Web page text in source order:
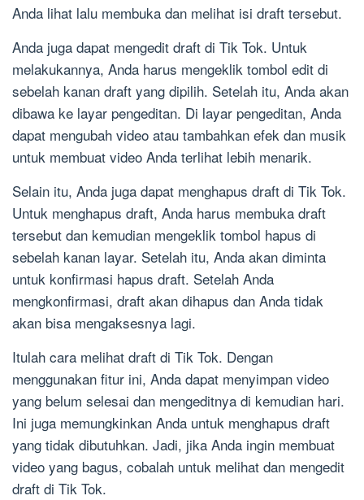
Anda lihat lalu membuka dan melihat isi draft tersebut.
Anda juga dapat mengedit draft di Tik Tok. Untuk
melakukannya, Anda harus mengeklik tombol edit di
sebelah kanan draft yang dipilih. Setelah itu, Anda akan
dibawa ke layar pengeditan. Di layar pengeditan, Anda
dapat mengubah video atau tambahkan efek dan musik
untuk membuat video Anda terlihat lebih menarik.
Selain itu, Anda juga dapat menghapus draft di Tik Tok.
Untuk menghapus draft, Anda harus membuka draft
tersebut dan kemudian mengeklik tombol hapus di
sebelah kanan layar. Setelah itu, Anda akan diminta
untuk konfirmasi hapus draft. Setelah Anda
mengkonfirmasi, draft akan dihapus dan Anda tidak
akan bisa mengaksesnya lagi.
Itulah cara melihat draft di Tik Tok. Dengan
menggunakan fitur ini, Anda dapat menyimpan video
yang belum selesai dan mengeditnya di kemudian hari.
Ini juga memungkinkan Anda untuk menghapus draft
yang tidak dibutuhkan. Jadi, jika Anda ingin membuat
video yang bagus, cobalah untuk melihat dan mengedit
draft di Tik Tok.